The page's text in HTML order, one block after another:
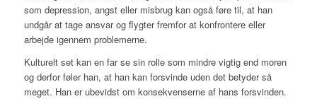
som depression, angst eller misbrug kan også føre til, at han
undgår at tage ansvar og flygter fremfor at konfrontere eller
arbejde igennem problemerne.
Kulturelt set kan en far se sin rolle som mindre vigtig end moren
og derfor føler han, at han kan forsvinde uden det betyder så
meget. Han er ubevidst om konsekvenserne af hans forsvinden.